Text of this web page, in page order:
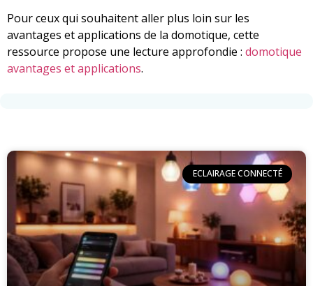
Pour ceux qui souhaitent aller plus loin sur les
avantages et applications de la domotique, cette
ressource propose une lecture approfondie : domotique
avantages et applications.
ECLAIRAGE CONNECTÉ